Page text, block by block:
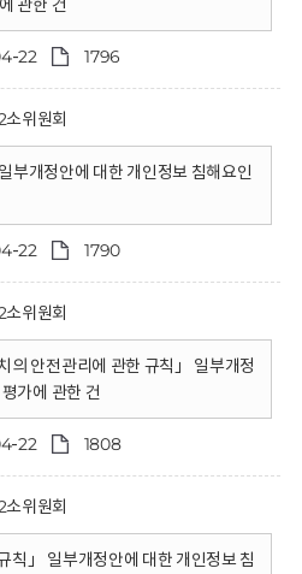
관한 건
22 1796
소위원회
부개정안에 대한 개인정보 침해요인
22 1790
소위원회
의 안전관리에 관한 규칙」 일부개정
가에 관한 건
22 1808
소위원회
칙」 일부개정안에 대한 개인정보 침